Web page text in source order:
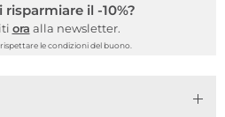
risparmiare il -10%?
ora alla newsletter.
le condizioni del buono.